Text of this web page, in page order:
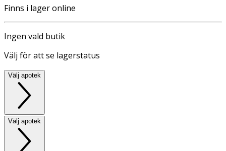
Finns i lager online
Ingen vald butik
Välj för att se lagerstatus
Välj apotek
Välj apotek